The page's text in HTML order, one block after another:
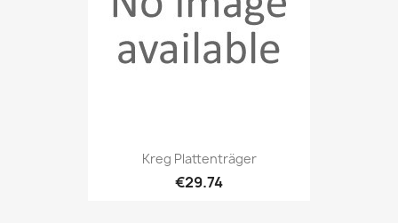
Kreg Plattenträger
€29.74